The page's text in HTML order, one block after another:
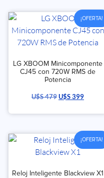
¡OFERTA!
LG XBOOM Minicomponente
CJ45 con 720W RMS de
Potencia
U$S479U$S399
¡OFERTA!
Reloj Inteligente Blackview X1